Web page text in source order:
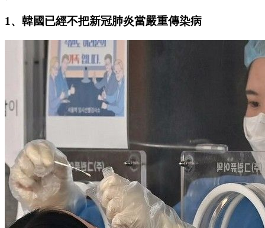
1、韓國已經不把新冠肺炎當嚴重傳染病